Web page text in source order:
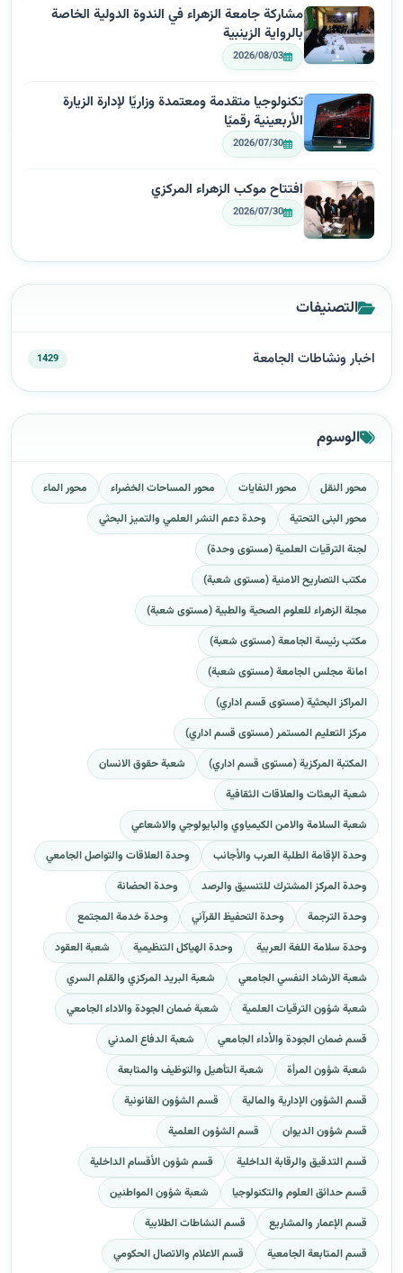
مشاركة جامعة الزهراء في الندوة الدولية الخاصة
بالرواية الزينبية
2026/08/03
تكنولوجيا متقدمة ومعتمدة وزاريًا لإدارة الزيارة
الأربعينية رقميًا
2026/07/30
افتتاح موكب الزهراء المركزي
2026/07/30
التصنيفات
اخبار ونشاطات الجامعة 1429
الوسوم
محور النقل محور النفايات محور المساحات الخضراء
محور الماء
محور البنى التحتية
وحدة دعم النشر العلمي والتميز البحثي
لجنة الترقيات العلمية (مستوى وحدة)
مكتب التصاريح الامنية (مستوى شعبة)
مجلة الزهراء للعلوم الصحية والطبية (مستوى شعبة)
مكتب رئيسة الجامعة (مستوى شعبة)
امانة مجلس الجامعة (مستوى شعبة)
المراكز البحثية (مستوى قسم اداري)
مركز التعليم المستمر (مستوى قسم اداري)
المكتبة المركزية (مستوى قسم اداري)
شعبة حقوق الانسان
شعبة البعثات والعلاقات الثقافية
شعبة السلامة والامن الكيمياوي والبايولوجي والاشعاعي
وحدة الإقامة الطلبة العرب والأجانب
وحدة العلاقات والتواصل الجامعي
وحدة المركز المشترك للتنسيق والرصد
وحدة الحضانة
وحدة الترجمة
وحدة التحفيظ القرآني
وحدة خدمة المجتمع
وحدة سلامة اللغة العربية
وحدة الهياكل التنظيمية
شعبة العقود
شعبة الارشاد النفسي الجامعي
شعبة البريد المركزي والقلم السري
شعبة شؤون الترقيات العلمية
شعبة ضمان الجودة والاداء الجامعي
قسم ضمان الجودة والأداء الجامعي
شعبة الدفاع المدني
شعبة شؤون المرأة
شعبة التأهيل والتوظيف والمتابعة
قسم الشؤون الإدارية والمالية
قسم الشؤون القانونية
قسم شؤون الديوان
قسم الشؤون العلمية
قسم التدقيق والرقابة الداخلية
قسم شؤون الأقسام الداخلية
قسم حدائق العلوم والتكنولوجيا
شعبة شؤون المواطنين
قسم الإعمار والمشاريع
قسم النشاطات الطلابية
قسم المتابعة الجامعية
قسم الاعلام والاتصال الحكومي